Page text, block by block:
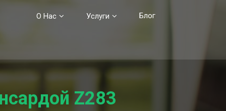
О Нас Услуги Блог
Z283